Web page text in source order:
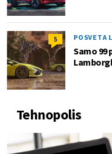
5 POSVETA
Samo 99
Tehnopolis